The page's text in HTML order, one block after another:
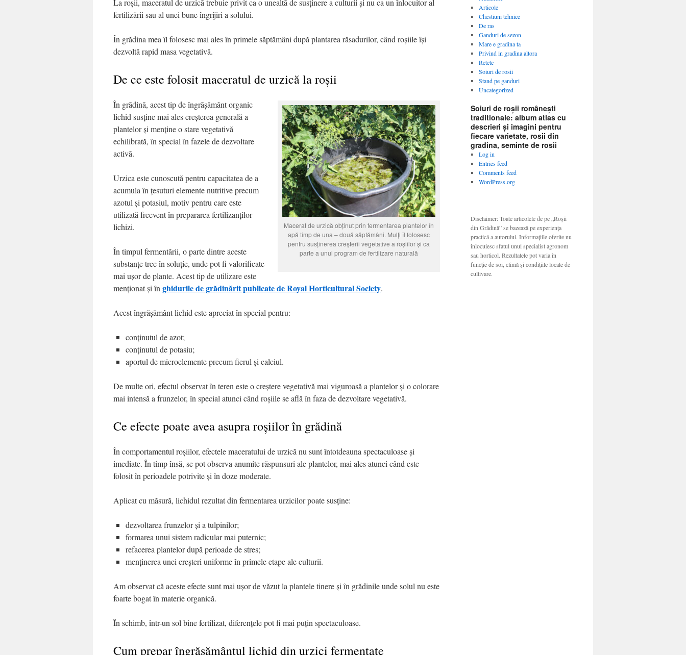
La roșii, maceratul de urzică trebuie privit ca o unealtă de susținere a culturii și nu ca un înlocuitor al
fertilizării sau al unei bune îngrijiri a solului.
În grădina mea îl folosesc mai ales în primele săptămâni după plantarea răsadurilor, când roșiile își
dezvoltă rapid masa vegetativă.
De ce este folosit maceratul de urzică la roșii
Macerat de urzică obținut prin fermentarea plantelor în
apă timp de una – două săptămâni. Mulți îl folosesc
pentru susținerea creșterii vegetative a roșiilor și ca
parte a unui program de fertilizare naturală
În grădină, acest tip de îngrășământ organic
lichid susține mai ales creșterea generală a
plantelor și menține o stare vegetativă
echilibrată, în special în fazele de dezvoltare
activă.
Urzica este cunoscută pentru capacitatea de a
acumula în țesuturi elemente nutritive precum
azotul și potasiul, motiv pentru care este
utilizată frecvent în prepararea fertilizanților
lichizi.
În timpul fermentării, o parte dintre aceste
substanțe trec în soluție, unde pot fi valorificate
mai ușor de plante. Acest tip de utilizare este
menționat și în ghidurile de grădinărit publicate de Royal Horticultural Society.
Acest îngrășământ lichid este apreciat în special pentru:
conținutul de azot;
conținutul de potasiu;
aportul de microelemente precum fierul și calciul.
De multe ori, efectul observat în teren este o creștere vegetativă mai viguroasă a plantelor și o colorare
mai intensă a frunzelor, în special atunci când roșiile se află în faza de dezvoltare vegetativă.
Ce efecte poate avea asupra roșiilor în grădină
În comportamentul roșiilor, efectele maceratului de urzică nu sunt întotdeauna spectaculoase și
imediate. În timp însă, se pot observa anumite răspunsuri ale plantelor, mai ales atunci când este
folosit în perioadele potrivite și în doze moderate.
Aplicat cu măsură, lichidul rezultat din fermentarea urzicilor poate susține:
dezvoltarea frunzelor și a tulpinilor;
formarea unui sistem radicular mai puternic;
refacerea plantelor după perioade de stres;
menținerea unei creșteri uniforme în primele etape ale culturii.
Am observat că aceste efecte sunt mai ușor de văzut la plantele tinere și în grădinile unde solul nu este
foarte bogat în materie organică.
În schimb, într-un sol bine fertilizat, diferențele pot fi mai puțin spectaculoase.
Cum prepar îngrășământul lichid din urzici fermentate
Articole
Chestiuni tehnice
De ras
Ganduri de sezon
Mare e gradina ta
Privind in gradina altora
Retete
Soiuri de rosii
Stand pe ganduri
Uncategorized
Soiuri de roșii românești
traditionale: album atlas cu
descrieri și imagini pentru
fiecare varietate, rosii din
gradina, seminte de rosii
Log in
Entries feed
Comments feed
WordPress.org
Disclaimer: Toate articolele de pe „Roșii
din Grădină” se bazează pe experiența
practică a autorului. Informațiile oferite nu
înlocuiesc sfatul unui specialist agronom
sau horticol. Rezultatele pot varia în
funcție de soi, climă și condițiile locale de
cultivare.